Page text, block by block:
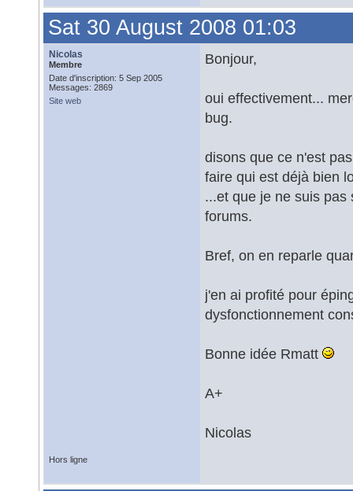
Sat 30 August 2008 01:03
Nicolas
Membre
Date d'inscription: 5 Sep 2005
Messages: 2869
Site web
Bonjour,
oui effectivement...
bug.
disons que ce n'est
faire qui est déjà bien
...et que je ne suis
forums.
Bref, on en reparle
j'en ai profité pour
dysfonctionnement
Bonne idée Rmatt
A+
Nicolas
Hors ligne